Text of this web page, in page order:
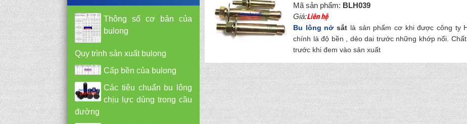
Mã sản phẩm: BLH039
Giá:Liên hệ
Bu lông nở sắt là sản phẩm cơ khi được công ty
chính là độ bền , dẻo dai trước những khớp nối.
trước khi đem vào sản xuất
Thông số cơ bản của
bulong
Quy trình sản xuất bulong
Cấp bền của bulong
Các tiêu chuẩn bu lông
chịu lực dùng trong cầu
đường